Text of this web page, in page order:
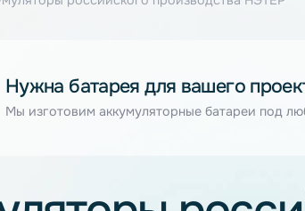
российского производства
Нужна батарея для вашего